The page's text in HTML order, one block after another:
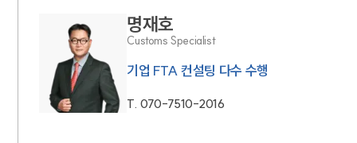
명재호
Customs Specialist
기업 FTA 컨설팅 다수 수행
T. 070-7510-2016